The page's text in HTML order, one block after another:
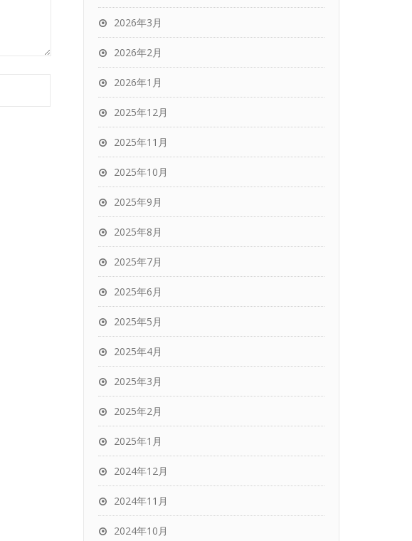
2026年3月
2026年2月
2026年1月
2025年12月
2025年11月
2025年10月
2025年9月
2025年8月
2025年7月
2025年6月
2025年5月
2025年4月
2025年3月
2025年2月
2025年1月
2024年12月
2024年11月
2024年10月